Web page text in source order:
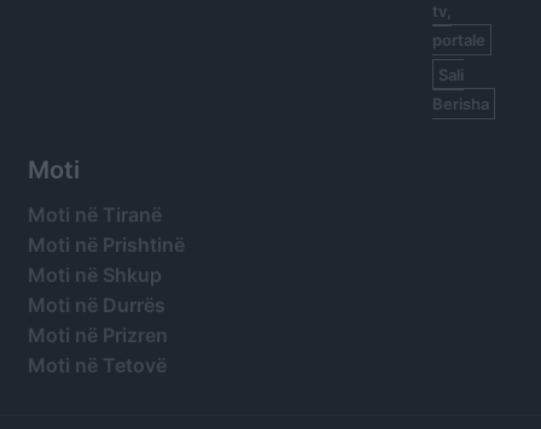
tv,
portale
Sali
Berisha
Moti
Moti në Tiranë
Moti në Prishtinë
Moti në Shkup
Moti në Durrës
Moti në Prizren
Moti në Tetovë